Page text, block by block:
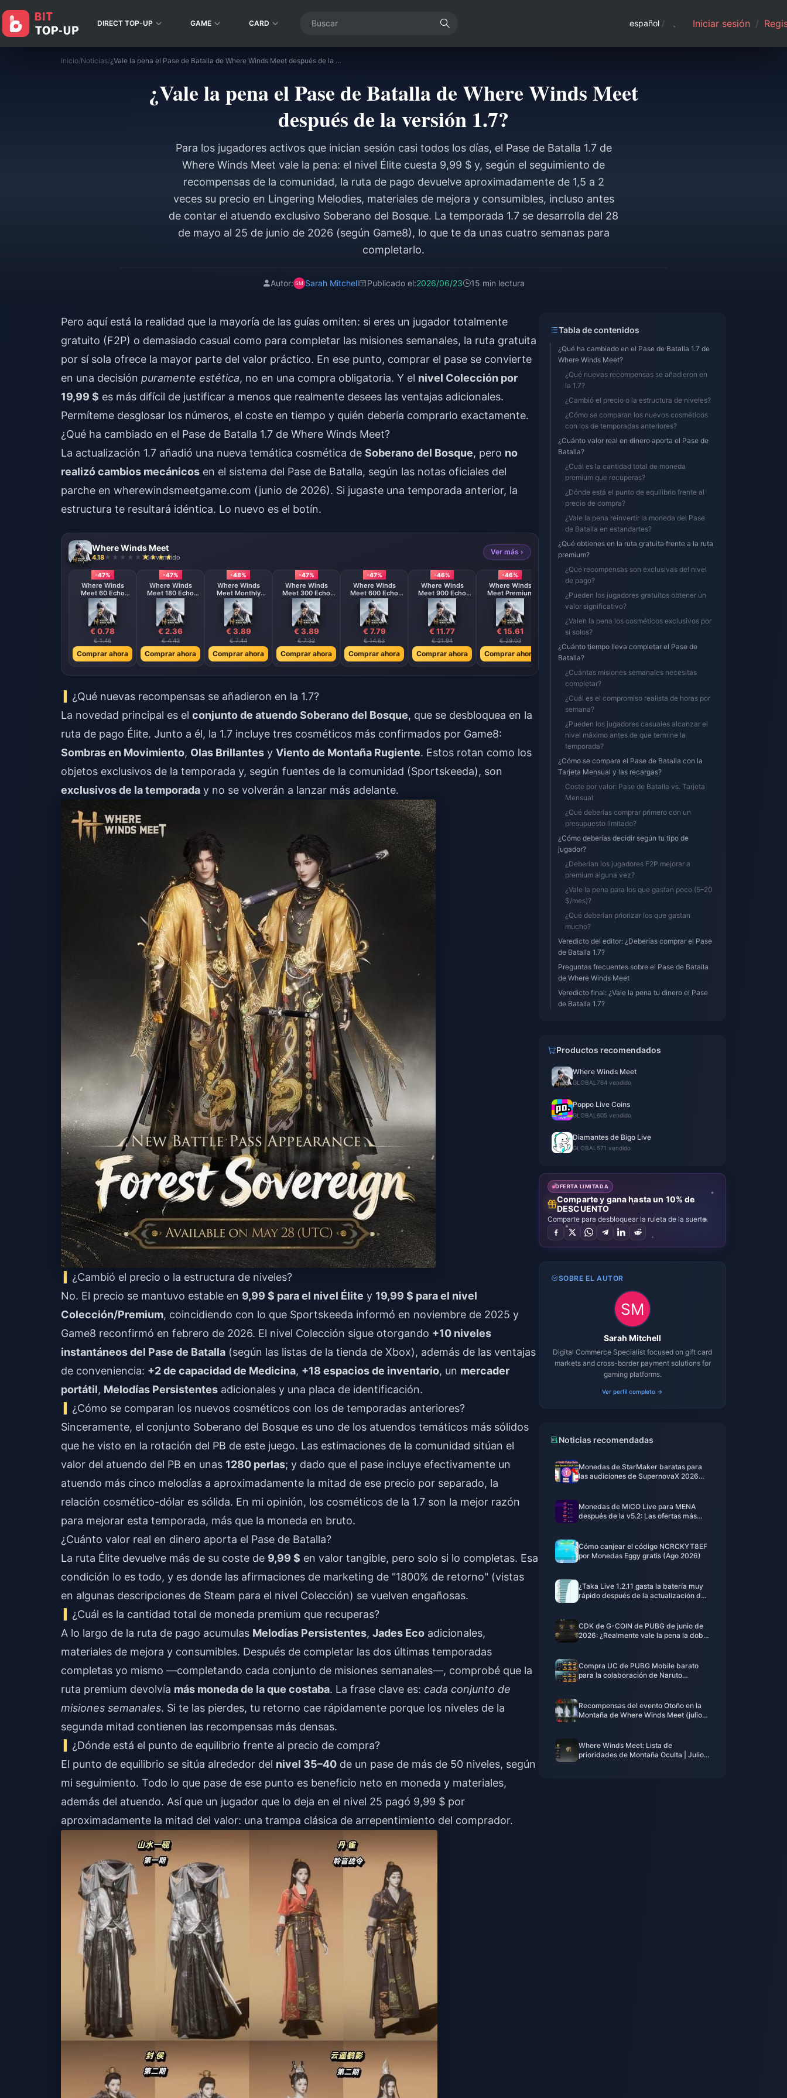
DIRECT TOP-UP GAME CARD español / Iniciar sesión /
Inicio/Noticias/ ¿Vale la pena el Pase de Batalla de Where Winds Meet después de la versión 1.7?
¿Vale la pena el Pase de Batalla de Where Winds Meet
después de la versión 1.7?
Para los jugadores activos que inician sesión casi todos los días, el Pase de Batalla 1.7 de
Where Winds Meet vale la pena: el nivel Élite cuesta 9,99 $ y, según el seguimiento de
recompensas de la comunidad, la ruta de pago devuelve aproximadamente de 1,5 a 2
veces su precio en Lingering Melodies, materiales de mejora y consumibles, incluso antes
de contar el atuendo exclusivo Soberano del Bosque. La temporada 1.7 se desarrolla del 28
de mayo al 25 de junio de 2026 (según Game8), lo que te da unas cuatro semanas para
completarlo.
Autor: Sarah Mitchell Publicado el:2026/06/23 15 min lectura
Pero aquí está la realidad que la mayoría de las guías omiten: si eres un jugador totalmente
gratuito (F2P) o demasiado casual como para completar las misiones semanales, la ruta gratuita
por sí sola ofrece la mayor parte del valor práctico. En ese punto, comprar el pase se convierte
en una decisión puramente estética, no en una compra obligatoria. Y el nivel Colección por
19,99 $ es más difícil de justificar a menos que realmente desees las ventajas adicionales.
Permíteme desglosar los números, el coste en tiempo y quién debería comprarlo exactamente.
¿Qué ha cambiado en el Pase de Batalla 1.7 de Where Winds Meet?
La actualización 1.7 añadió una nueva temática cosmética de Soberano del Bosque, pero no
realizó cambios mecánicos en el sistema del Pase de Batalla, según las notas oficiales del
parche en wherewindsmeetgame.com (junio de 2026). Si jugaste una temporada anterior, la
estructura te resultará idéntica. Lo nuevo es el botín.
Where Winds Meet
4.18 764 vendido
Ver más ›
-47%
Where Winds
Meet 60 Echo
Beads
€ 0.78
€ 1.46
Comprar ahora
-47%
Where Winds
Meet 180 Echo
Beads
€ 2.36
€ 4.43
Comprar ahora
-48%
Where Winds
Meet Monthly
Pass
€ 3.89
€ 7.44
Comprar ahora
-47%
Where Winds
Meet 300 Echo
Beads
€ 3.89
€ 7.32
Comprar ahora
-47%
Where Winds
Meet 600 Echo
Beads
€ 7.79
€ 14.63
Comprar ahora
-46%
Where Winds
Meet 900 Echo
Beads
€ 11.77
€ 21.94
Comprar ahora
-46%
Where Winds
Meet Premium
Battle Pass
€ 15.61
€ 29.03
Comprar ahora
-46%
Where Winds
Meet 1800 Echo
Beads
€ 23.51
Comprar ahora
Meet Elite Battle
Pass
Comprar ahora
Meet 3000 Echo
¿Qué nuevas recompensas se añadieron en la 1.7?
La novedad principal es el conjunto de atuendo Soberano del Bosque, que se desbloquea en la
ruta de pago Élite. Junto a él, la 1.7 incluye tres cosméticos más confirmados por Game8:
Sombras en Movimiento, Olas Brillantes y Viento de Montaña Rugiente. Estos rotan como los
objetos exclusivos de la temporada y, según fuentes de la comunidad (Sportskeeda), son
exclusivos de la temporada y no se volverán a lanzar más adelante.
¿Cambió el precio o la estructura de niveles?
No. El precio se mantuvo estable en 9,99 $ para el nivel Élite y 19,99 $ para el nivel
Colección/Premium, coincidiendo con lo que Sportskeeda informó en noviembre de 2025 y
Game8 reconfirmó en febrero de 2026. El nivel Colección sigue otorgando +10 niveles
instantáneos del Pase de Batalla (según las listas de la tienda de Xbox), además de las ventajas
de conveniencia: +2 de capacidad de Medicina, +18 espacios de inventario, un mercader
portátil, Melodías Persistentes adicionales y una placa de identificación.
¿Cómo se comparan los nuevos cosméticos con los de temporadas anteriores?
Sinceramente, el conjunto Soberano del Bosque es uno de los atuendos temáticos más sólidos
que he visto en la rotación del PB de este juego. Las estimaciones de la comunidad sitúan el
valor del atuendo del PB en unas 1280 perlas; y dado que el pase incluye efectivamente un
atuendo más cinco melodías a aproximadamente la mitad de ese precio por separado, la
relación cosmético-dólar es sólida. En mi opinión, los cosméticos de la 1.7 son la mejor razón
para mejorar esta temporada, más que la moneda en bruto.
¿Cuánto valor real en dinero aporta el Pase de Batalla?
La ruta Élite devuelve más de su coste de 9,99 $ en valor tangible, pero solo si lo completas. Esa
condición lo es todo, y es donde las afirmaciones de marketing de "1800% de retorno" (vistas
en algunas descripciones de Steam para el nivel Colección) se vuelven engañosas.
¿Cuál es la cantidad total de moneda premium que recuperas?
A lo largo de la ruta de pago acumulas Melodías Persistentes, Jades Eco adicionales,
materiales de mejora y consumibles. Después de completar las dos últimas temporadas
completas yo mismo —completando cada conjunto de misiones semanales—, comprobé que la
ruta premium devolvía más moneda de la que costaba. La frase clave es: cada conjunto de
misiones semanales. Si te las pierdes, tu retorno cae rápidamente porque los niveles de la
segunda mitad contienen las recompensas más densas.
¿Dónde está el punto de equilibrio frente al precio de compra?
El punto de equilibrio se sitúa alrededor del nivel 35–40 de un pase de más de 50 niveles, según
mi seguimiento. Todo lo que pase de ese punto es beneficio neto en moneda y materiales,
además del atuendo. Así que un jugador que lo deja en el nivel 25 pagó 9,99 $ por
aproximadamente la mitad del valor: una trampa clásica de arrepentimiento del comprador.
Tabla de contenidos
¿Qué ha cambiado en el Pase de Batalla 1.7 de
Where Winds Meet?
¿Qué nuevas recompensas se añadieron en
la 1.7?
¿Cambió el precio o la estructura de niveles?
¿Cómo se comparan los nuevos cosméticos
con los de temporadas anteriores?
¿Cuánto valor real en dinero aporta el Pase de
Batalla?
¿Cuál es la cantidad total de moneda
premium que recuperas?
¿Dónde está el punto de equilibrio frente al
precio de compra?
¿Vale la pena reinvertir la moneda del Pase
de Batalla en estandartes?
¿Qué obtienes en la ruta gratuita frente a la ruta
premium?
¿Qué recompensas son exclusivas del nivel
de pago?
¿Pueden los jugadores gratuitos obtener un
valor significativo?
¿Valen la pena los cosméticos exclusivos por
sí solos?
¿Cuánto tiempo lleva completar el Pase de
Batalla?
¿Cuántas misiones semanales necesitas
completar?
¿Cuál es el compromiso realista de horas por
semana?
¿Pueden los jugadores casuales alcanzar el
nivel máximo antes de que termine la
temporada?
¿Cómo se compara el Pase de Batalla con la
Tarjeta Mensual y las recargas?
Coste por valor: Pase de Batalla vs. Tarjeta
Mensual
¿Qué deberías comprar primero con un
presupuesto limitado?
¿Cómo deberías decidir según tu tipo de
jugador?
¿Deberían los jugadores F2P mejorar a
premium alguna vez?
¿Vale la pena para los que gastan poco (5–20
$/mes)?
¿Qué deberían priorizar los que gastan
mucho?
Veredicto del editor: ¿Deberías comprar el Pase
de Batalla 1.7?
Preguntas frecuentes sobre el Pase de Batalla
de Where Winds Meet
Veredicto final: ¿Vale la pena tu dinero el Pase
de Batalla 1.7?
Productos recomendados
Where Winds Meet
GLOBAL 764 vendido
Poppo Live Coins
GLOBAL 605 vendido
Diamantes de Bigo Live
GLOBAL 571 vendido
OFERTA LIMITADA
Comparte y gana hasta un 10% de
DESCUENTO
Comparte para desbloquear la ruleta de la suerte.
SOBRE EL AUTOR
Sarah Mitchell
Digital Commerce Specialist focused on gift card
markets and cross-border payment solutions for
gaming platforms.
Ver perfil completo →
Noticias recomendadas
Monedas de StarMaker baratas para
las audiciones de SupernovaX 2026
Monedas de MICO Live para MENA
después de la v5.2: Las ofertas más
Cómo canjear el código NCRCKYT8EF
por Monedas Eggy gratis (Ago 2026)
¿Taka Live 1.2.11 gasta la batería muy
rápido después de la actualización de
CDK de G-COIN de PUBG de junio de
2026: ¿Realmente vale la pena la doble
Compra UC de PUBG Mobile barato
para la colaboración de Naruto
Recompensas del evento Otoño en la
Montaña de Where Winds Meet (julio
Where Winds Meet: Lista de
prioridades de Montaña Oculta | Julio